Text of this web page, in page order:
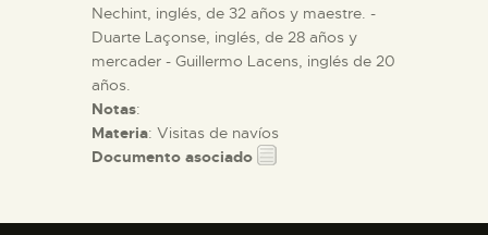
Nechint, inglés, de 32 años y maestre. -
Duarte Laçonse, inglés, de 28 años y
mercader - Guillermo Lacens, inglés de 20
años.
Notas:
Materia: Visitas de navíos
Documento asociado